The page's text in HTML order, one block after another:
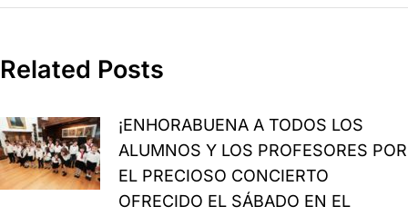
Related Posts
¡ENHORABUENA A TODOS LOS
ALUMNOS Y LOS PROFESORES POR
EL PRECIOSO CONCIERTO
OFRECIDO EL SÁBADO EN EL